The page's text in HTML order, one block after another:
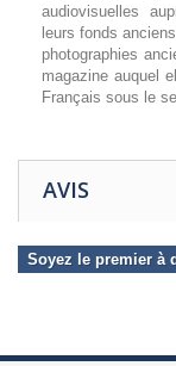
audiovisuelles
leurs fonds
photographies
magazine auquel
Français sous le
AVIS
Soyez le premier à